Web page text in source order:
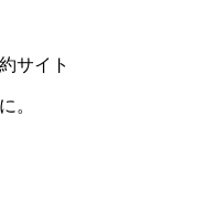
サイト
。